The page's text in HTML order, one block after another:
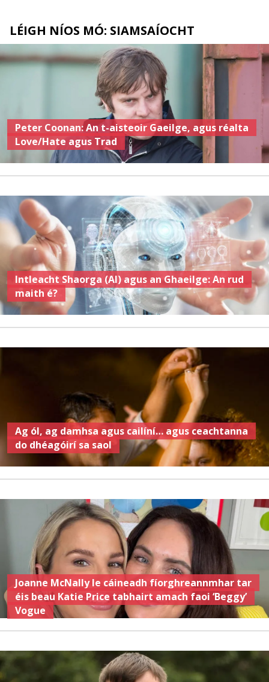
LÉIGH NÍOS MÓ: SIAMSAÍOCHT
Peter Coonan: An t-aisteoir Gaeilge, agus réalta
Love/Hate agus Trad
Intleacht Shaorga (AI) agus an Ghaeilge: An rud
maith é?
Ag ól, ag damhsa agus cailíní… agus ceachtanna
do dhéagóirí sa saol
Joanne McNally le cáineadh fíorghreannmhar tar
éis beau Katie Price tabhairt amach faoi ‘Beggy’
Vogue